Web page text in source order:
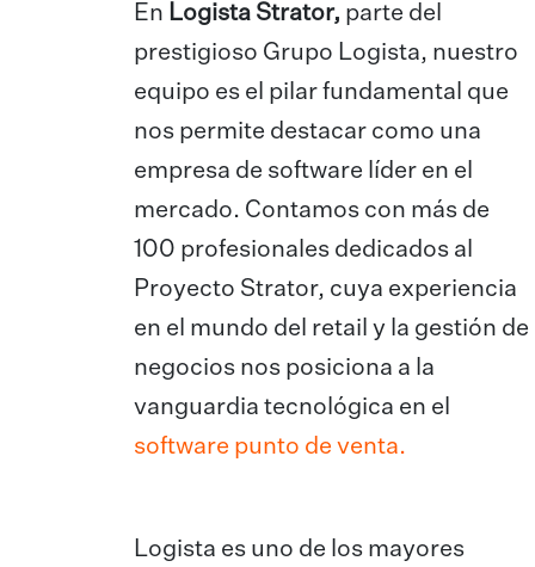
En Logista Strator, parte del
prestigioso Grupo Logista, nuestro
equipo es el pilar fundamental que
nos permite destacar como una
empresa de software líder en el
mercado. Contamos con más de
100 profesionales dedicados al
Proyecto Strator, cuya experiencia
en el mundo del retail y la gestión de
negocios nos posiciona a la
vanguardia tecnológica en el
software punto de venta.
Logista es uno de los mayores